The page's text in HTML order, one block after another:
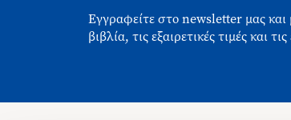
Εγγραφείτε στο newsletter μας και
βιβλία, τις εξαιρετικές τιμές και